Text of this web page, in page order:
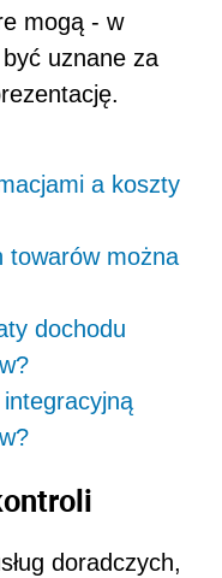
mogą - w
uznane za
a koszty
towarów można
dochodu
doradczych,